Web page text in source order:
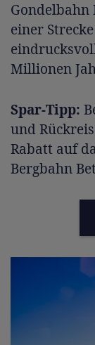
Gondelbahn
einer
Millionen
Spar-Tipp:
und
Rabatt auf
Bergbahn